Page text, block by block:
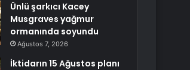
Ünlü şarkıcı Kacey
Musgraves yağmur
ormanında soyundu
Ağustos 7, 2026
İktidarın 15 Ağustos planı